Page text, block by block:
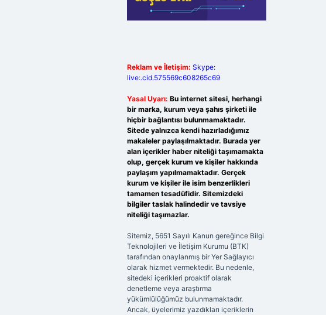
Reklam ve İletişim: Skype:
live:.cid.575569c608265c69
Yasal Uyarı: Bu internet sitesi, herhangi
bir marka, kurum veya şahıs şirketi ile
hiçbir bağlantısı bulunmamaktadır.
Sitede yalnızca kendi hazırladığımız
makaleler paylaşılmaktadır. Burada yer
alan içerikler haber niteliği taşımamakta
olup, gerçek kurum ve kişiler hakkında
paylaşım yapılmamaktadır. Gerçek
kurum ve kişiler ile isim benzerlikleri
tamamen tesadüfidir. Sitemizdeki
bilgiler taslak halindedir ve tavsiye
niteliği taşımazlar.
Sitemiz, 5651 Sayılı Kanun gereğince Bilgi
Teknolojileri ve İletişim Kurumu (BTK)
tarafından onaylanmış bir Yer Sağlayıcı
olarak hizmet vermektedir. Bu nedenle,
sitedeki içerikleri proaktif olarak
denetleme veya araştırma
yükümlülüğümüz bulunmamaktadır.
Ancak, üyelerimiz yazdıkları içeriklerin